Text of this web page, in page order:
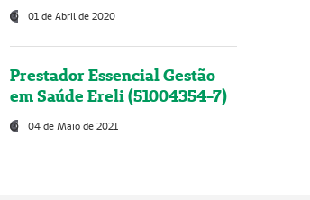
01 de Abril de 2020
Prestador Essencial Gestão
em Saúde Ereli (51004354-7)
04 de Maio de 2021